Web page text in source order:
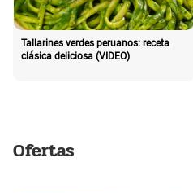
Tallarines verdes peruanos: receta
clásica deliciosa (VIDEO)
Ofertas